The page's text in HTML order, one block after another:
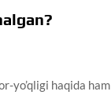
yo’qligi haqida ham